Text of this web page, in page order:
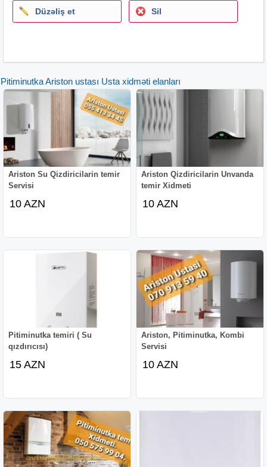
Düzəliş et Sil
Pitiminutka Ariston ustası Usta xidməti elanları
Ariston Su Qizdiricilarin temir
Servisi
10 AZN
Ariston Qizdiricilarin Unvanda
temir Xidmeti
10 AZN
Pitiminutka temiri ( Su
qızdırıcısı)
15 AZN
Ariston, Pitiminutka, Kombi
Servisi
10 AZN